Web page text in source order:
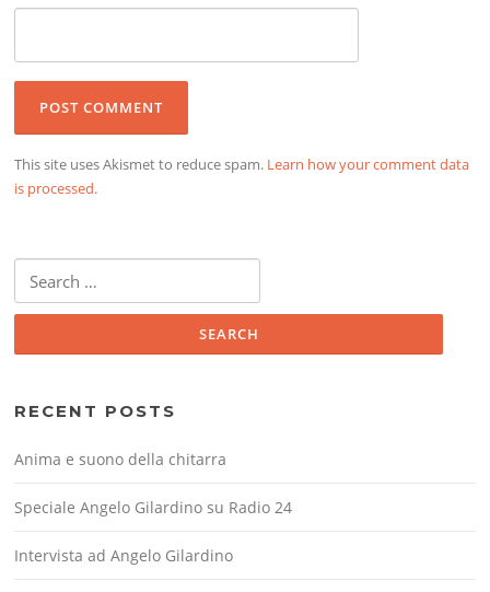
This site uses Akismet to reduce spam. Learn how your comment data
is processed.
for:
RECENT POSTS
Anima e suono della chitarra
Speciale Angelo Gilardino su Radio 24
Intervista ad Angelo Gilardino